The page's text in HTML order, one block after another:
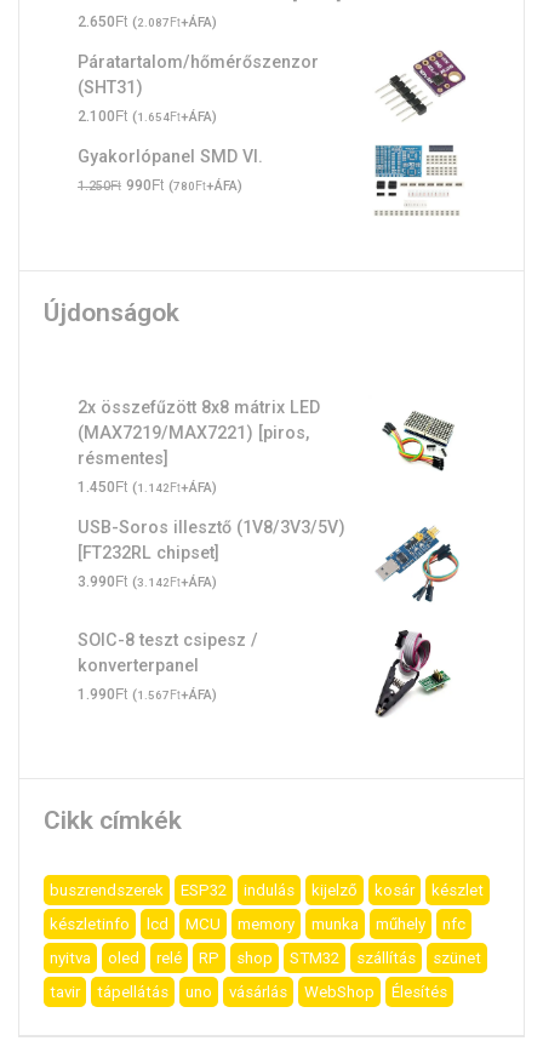
2.650Ft (2.087Ft+ÁFA)
Páratartalom/hőmérőszenzor
(SHT31)
2.100Ft (1.654Ft+ÁFA)
Gyakorlópanel SMD VI.
1.250Ft Original
990FtCurrent
(780Ft+ÁFA)
Újdonságok
2x összefűzött 8x8 mátrix LED
(MAX7219/MAX7221) [piros,
résmentes]
1.450Ft (1.142Ft+ÁFA)
USB-Soros illesztő (1V8/3V3/5V)
[FT232RL chipset]
3.990Ft (3.142Ft+ÁFA)
SOIC-8 teszt csipesz /
konverterpanel
1.990Ft (1.567Ft+ÁFA)
Cikk címkék
buszrendszerek ESP32 indulás kijelző kosár
készlet
készletinfo
lcd MCU memory munka műhely
nfc
nyitva
oled relé RP shop STM32 szállítás
szünet
tavir
tápellátás uno vásárlás WebShop Élesítés